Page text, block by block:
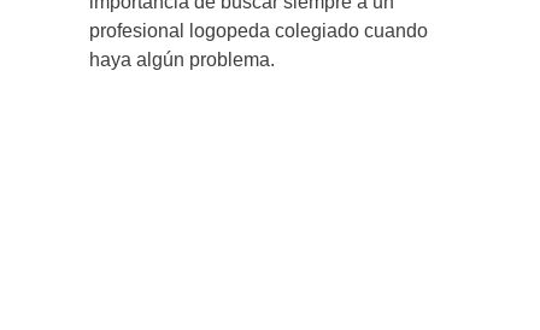
profesional logopeda colegiado cuando
haya algún problema.